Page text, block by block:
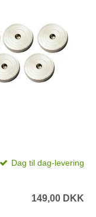
Dag til dag-levering
149,00 DKK